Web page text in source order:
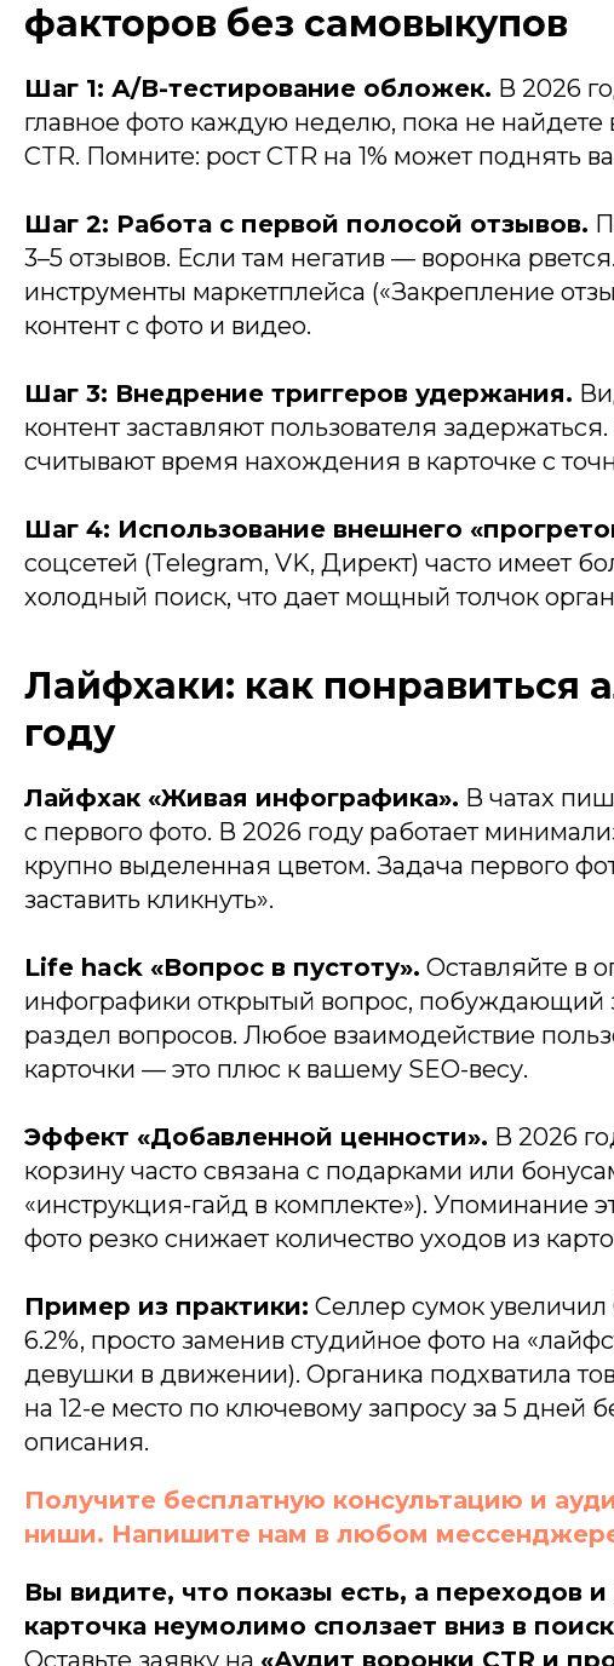
факторов без самовыкупов
Шаг 1: А/В-тестирование обложек. В 2026
главное фото каждую неделю, пока не
CTR. Помните: рост CTR на 1% может поднять
Шаг 2: Работа с первой полосой отзывов.
3–5 отзывов. Если там негатив — воронка
инструменты маркетплейса («Закрепление
контент с фото и видео.
Шаг 3: Внедрение триггеров удержания.
контент заставляют пользователя
считывают время нахождения в карточке с
Шаг 4: Использование внешнего
соцсетей (Telegram, VK, Директ) часто имеет
холодный поиск, что дает мощный толчок
Лайфхаки: как понравиться
году
Лайфхак «Живая инфографика». В чатах
с первого фото. В 2026 году работает
крупно выделенная цветом. Задача первого
заставить кликнуть».
Life hack «Вопрос в пустоту». Оставляйте в
инфографики открытый вопрос, побуждающий
раздел вопросов. Любое взаимодействие
карточки — это плюс к вашему SEO-весу.
Эффект «Добавленной ценности». В 2026
корзину часто связана с подарками или
«инструкция-гайд в комплекте»). Упоминание
фото резко снижает количество уходов из
Пример из практики: Селлер сумок увеличил
6.2%, просто заменив студийное фото на
девушки в движении). Органика подхватила
на 12-е место по ключевому запросу за 5 дней
описания.
Получите бесплатную консультацию и
ниши. Напишите нам в любом
Вы видите, что показы есть, а переходов
карточка неумолимо сползает вниз в
Оставьте заявку на «Аудит воронки CTR и
ozon
wildberries
стоимость
кейсы
блог
SEO